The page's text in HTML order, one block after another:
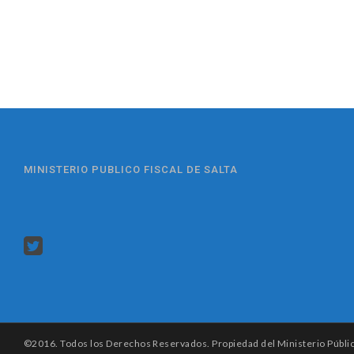
MINISTERIO PUBLICO FISCAL DE SALTA
©2016. Todos los Derechos Reservados. Propiedad del Ministerio